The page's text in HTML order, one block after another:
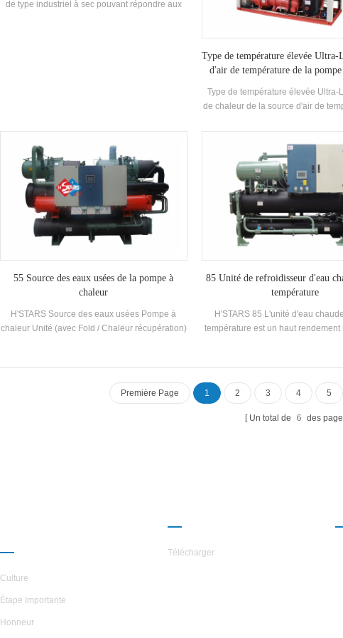
de type industriel à sec pouvant répondre aux
Type de température élevée Ultra-
d'air de température de la
Type de température élevée Ultra-
de chaleur de la source d'air de
température à travers la pompe à
une capacité de chauffage
Puissance d'entrée 37.5kw
température de l'eau chaude 55 °
55 Source des eaux usées de la pompe à
chaleur
H'STARS Source des eaux usées Pompe à
chaleur Unité (avec Fold / Chaleur récupération)
ressorts chaude, une piscine et d'autres
baignades, extrayant la chaleur des eaux usées
domestiques, économiser de l'énergie et
85 Unité de refroidisseur d'eau
température
H'STARS 85 L'unité d'eau
température est un haut rendement
de la source de chaleur à basse
de 5 à 20 et la plage d'applications
température de l'eau de sortie
température est comprise entre 65
Première Page 1 2 3 4 5
Un total de 6 des
Culture
Étape Importante
Honneur
Télécharger